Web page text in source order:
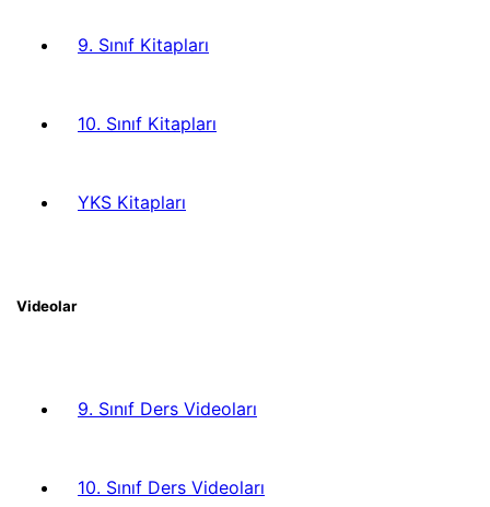
9. Sınıf Kitapları
10. Sınıf Kitapları
YKS Kitapları
Videolar
9. Sınıf Ders Videoları
10. Sınıf Ders Videoları